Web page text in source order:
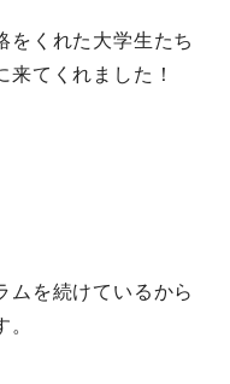
をくれた大学生たち
てくれました！
ムを続けているから